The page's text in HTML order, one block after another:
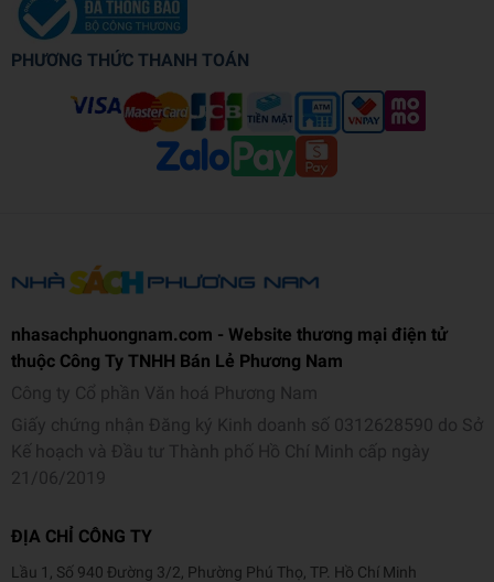
PHƯƠNG THỨC THANH TOÁN
nhasachphuongnam.com - Website thương mại điện tử
thuộc Công Ty TNHH Bán Lẻ Phương Nam
Công ty Cổ phần Văn hoá Phương Nam
Giấy chứng nhận Đăng ký Kinh doanh số 0312628590 do Sở
Kế hoạch và Đầu tư Thành phố Hồ Chí Minh cấp ngày
21/06/2019
ĐỊA CHỈ CÔNG TY
Lầu 1, Số 940 Đường 3/2, Phường Phú Thọ, TP. Hồ Chí Minh